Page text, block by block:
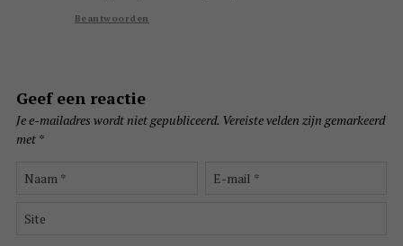
Beantwoorden
Geef een reactie
Je e-mailadres wordt niet gepubliceerd. Vereiste velden zijn gemarkeerd
met *